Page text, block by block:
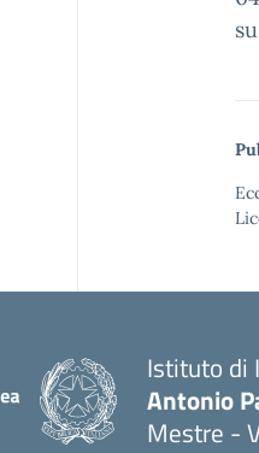
Istituto di
Antonio
Mestre -